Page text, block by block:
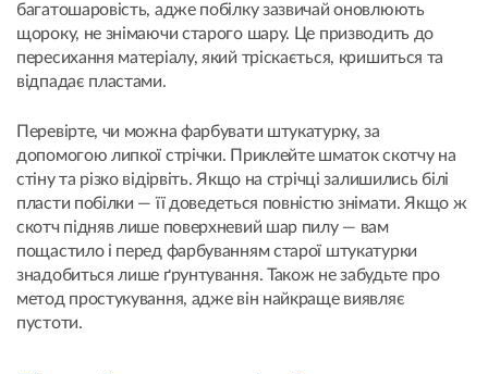
багатошаровість, адже побілку зазвичай оновлюють
щороку, не знімаючи старого шару. Це призводить до
пересихання матеріалу, який тріскається, кришиться та
відпадає пластами.
Перевірте, чи можна фарбувати штукатурку, за
допомогою липкої стрічки. Приклейте шматок скотчу на
стіну та різко відірвіть. Якщо на стрічці залишились білі
пласти побілки — її доведеться повністю знімати. Якщо ж
скотч підняв лише поверхневий шар пилу — вам
пощастило і перед фарбуванням старої штукатурки
знадобиться лише ґрунтування. Також не забудьте про
метод простукування, адже він найкраще виявляє
пустоти.